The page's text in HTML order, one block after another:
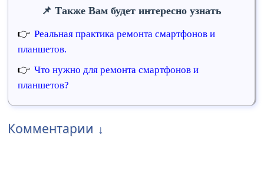
Также Вам будет интересно узнать
Реальная практика ремонта смартфонов и
планшетов.
Что нужно для ремонта смартфонов и
планшетов?
Комментарии